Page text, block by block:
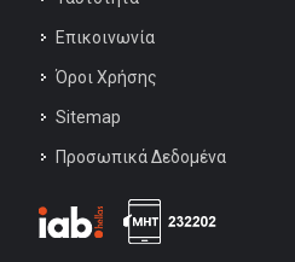
Επικοινωνία
Όροι Χρήσης
Sitemap
Προσωπικά Δεδομένα